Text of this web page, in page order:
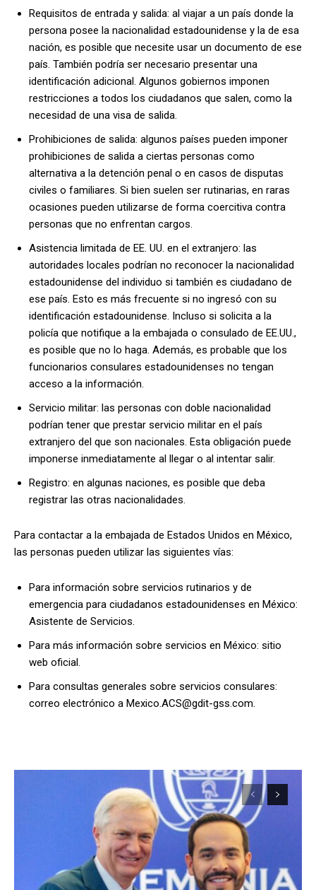
Requisitos de entrada y salida: al viajar a un país donde la
persona posee la nacionalidad estadounidense y la de esa
nación, es posible que necesite usar un documento de ese
país. También podría ser necesario presentar una
identificación adicional. Algunos gobiernos imponen
restricciones a todos los ciudadanos que salen, como la
necesidad de una visa de salida.
Prohibiciones de salida: algunos países pueden imponer
prohibiciones de salida a ciertas personas como
alternativa a la detención penal o en casos de disputas
civiles o familiares. Si bien suelen ser rutinarias, en raras
ocasiones pueden utilizarse de forma coercitiva contra
personas que no enfrentan cargos.
Asistencia limitada de EE. UU. en el extranjero: las
autoridades locales podrían no reconocer la nacionalidad
estadounidense del individuo si también es ciudadano de
ese país. Esto es más frecuente si no ingresó con su
identificación estadounidense. Incluso si solicita a la
policía que notifique a la embajada o consulado de EE.UU.,
es posible que no lo haga. Además, es probable que los
funcionarios consulares estadounidenses no tengan
acceso a la información.
Servicio militar: las personas con doble nacionalidad
podrían tener que prestar servicio militar en el país
extranjero del que son nacionales. Esta obligación puede
imponerse inmediatamente al llegar o al intentar salir.
Registro: en algunas naciones, es posible que deba
registrar las otras nacionalidades.
Para contactar a la embajada de Estados Unidos en México,
las personas pueden utilizar las siguientes vías:
Para información sobre servicios rutinarios y de
emergencia para ciudadanos estadounidenses en México:
Asistente de Servicios.
Para más información sobre servicios en México: sitio
web oficial.
Para consultas generales sobre servicios consulares:
correo electrónico a Mexico.ACS@gdit-gss.com.